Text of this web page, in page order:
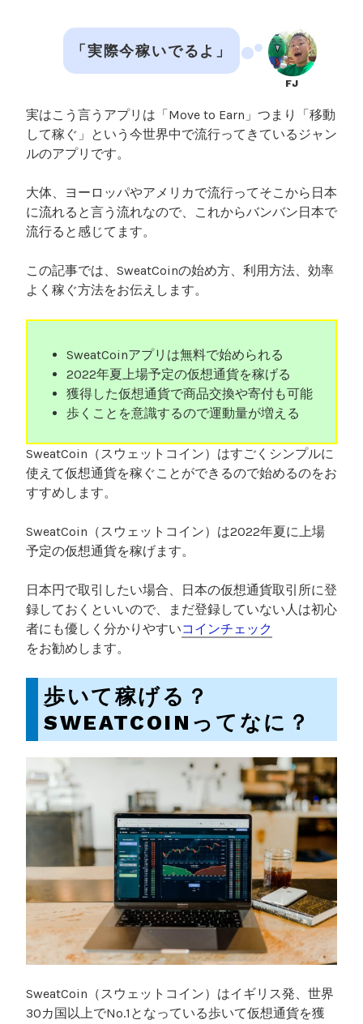
FJ
「実際今稼いでるよ」
実はこう言うアプリは「Move to Earn」つまり「移動
して稼ぐ」という今世界中で流行ってきているジャン
ルのアプリです。
大体、ヨーロッパやアメリカで流行ってそこから日本
に流れると言う流れなので、これからバンバン日本で
流行ると感じてます。
この記事では、SweatCoinの始め方、利用方法、効率
よく稼ぐ方法をお伝えします。
SweatCoinアプリは無料で始められる
2022年夏上場予定の仮想通貨を稼げる
獲得した仮想通貨で商品交換や寄付も可能
歩くことを意識するので運動量が増える
SweatCoin（スウェットコイン）はすごくシンプルに
使えて仮想通貨を稼ぐことができるので始めるのをお
すすめします。
SweatCoin（スウェットコイン）は2022年夏に上場
予定の仮想通貨を稼げます。
日本円で取引したい場合、日本の仮想通貨取引所に登
録しておくといいので、まだ登録していない人は初心
者にも優しく分かりやすいコインチェック
をお勧めします。
歩いて稼げる？
SWEATCOINってなに？
SweatCoin（スウェットコイン）はイギリス発、世界
30カ国以上でNo.1となっている歩いて仮想通貨を獲